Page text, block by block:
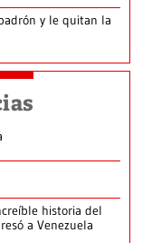
y le quitan la
historia del
a Venezuela